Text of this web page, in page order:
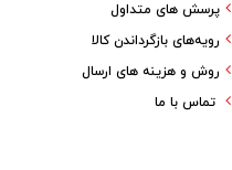
پرسش های متداول
رویه‌های بازگرداندن کالا
روش و هزینه های ارسال
تماس با ما